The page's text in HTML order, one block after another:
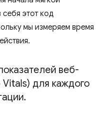
себя этот код
мы измеряем время
веб-
для каждого
.